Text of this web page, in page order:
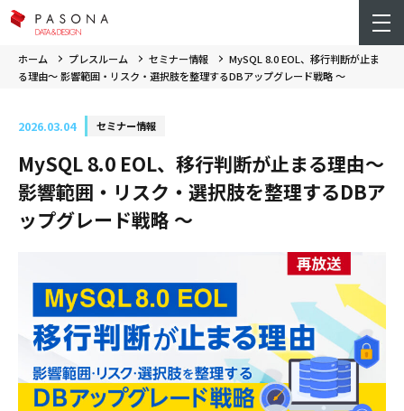
ホーム プレスルーム セミナー情報
MySQL 8.0 EOL、移行判断が止ま
る理由～ 影響範囲・リスク・選択肢を整理するDBアップグレード戦略 ～
2026.03.04 セミナー情報
MySQL 8.0 EOL、移行判断が止まる理由～
影響範囲・リスク・選択肢を整理するDBア
ップグレード戦略 ～